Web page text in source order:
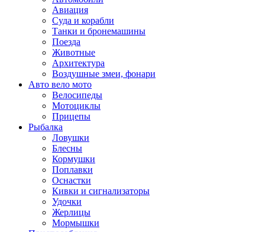
Авиация
Суда и корабли
Танки и бронемашины
Поезда
Животные
Архитектура
Воздушные змеи, фонари
Авто вело мото
Велосипеды
Мотоциклы
Прицепы
Рыбалка
Ловушки
Блесны
Кормушки
Поплавки
Оснастки
Кивки и сигнализаторы
Удочки
Жерлицы
Мормышки